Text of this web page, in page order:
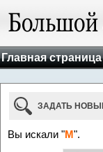
Главная страница
ЗАДАТЬ
Вы искали "М".